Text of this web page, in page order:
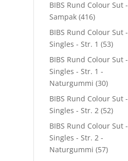
BIBS Rund Colour Sut -
Sampak (416)
BIBS Rund Colour Sut -
Singles - Str. 1 (53)
BIBS Rund Colour Sut -
Singles - Str. 1 -
Naturgummi (30)
BIBS Rund Colour Sut -
Singles - Str. 2 (52)
BIBS Rund Colour Sut -
Singles - Str. 2 -
Naturgummi (57)